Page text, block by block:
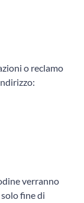
o reclamo
verranno
fine di